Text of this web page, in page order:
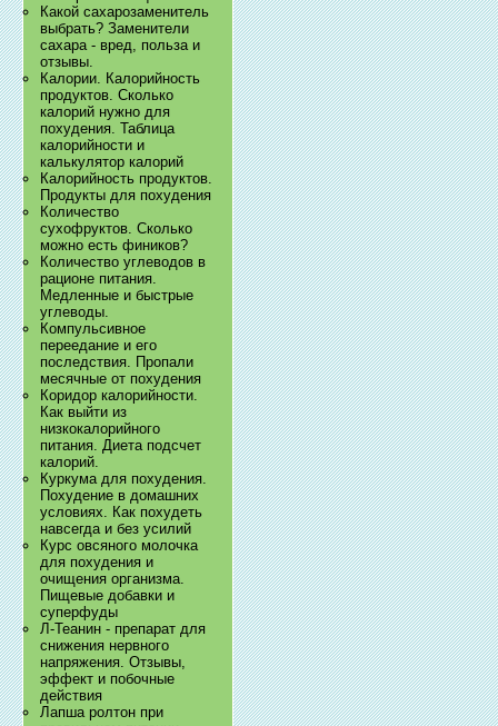
Какой сахарозаменитель
выбрать? Заменители
сахара - вред, польза и
отзывы.
Калории. Калорийность
продуктов. Сколько
калорий нужно для
похудения. Таблица
калорийности и
калькулятор калорий
Калорийность продуктов.
Продукты для похудения
Количество
сухофруктов. Сколько
можно есть фиников?
Количество углеводов в
рационе питания.
Медленные и быстрые
углеводы.
Компульсивное
переедание и его
последствия. Пропали
месячные от похудения
Коридор калорийности.
Как выйти из
низкокалорийного
питания. Диета подсчет
калорий.
Куркума для похудения.
Похудение в домашних
условиях. Как похудеть
навсегда и без усилий
Курс овсяного молочка
для похудения и
очищения организма.
Пищевые добавки и
суперфуды
Л-Теанин - препарат для
снижения нервного
напряжения. Отзывы,
эффект и побочные
действия
Лапша ролтон при